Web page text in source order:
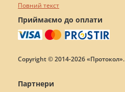
Повний текст
Приймаємо до оплати
Copyright © 2014-2026
Партнери